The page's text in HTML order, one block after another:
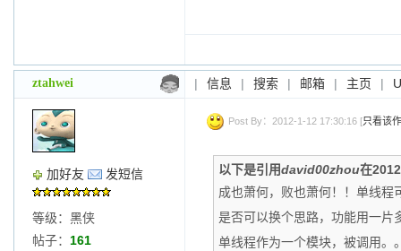
ztahwei | 信息 | 搜索 | 邮箱 | 主页 |
加好友 发短信
等级：黑侠
帖子： 161
Post By：2012-1-12 17:30:16 [只看该
以下是引用david00zhou在
成也萧何，败也萧何！！单线程
是否可以换个思路，功能用一片
单线程作为一个模块，被调用。